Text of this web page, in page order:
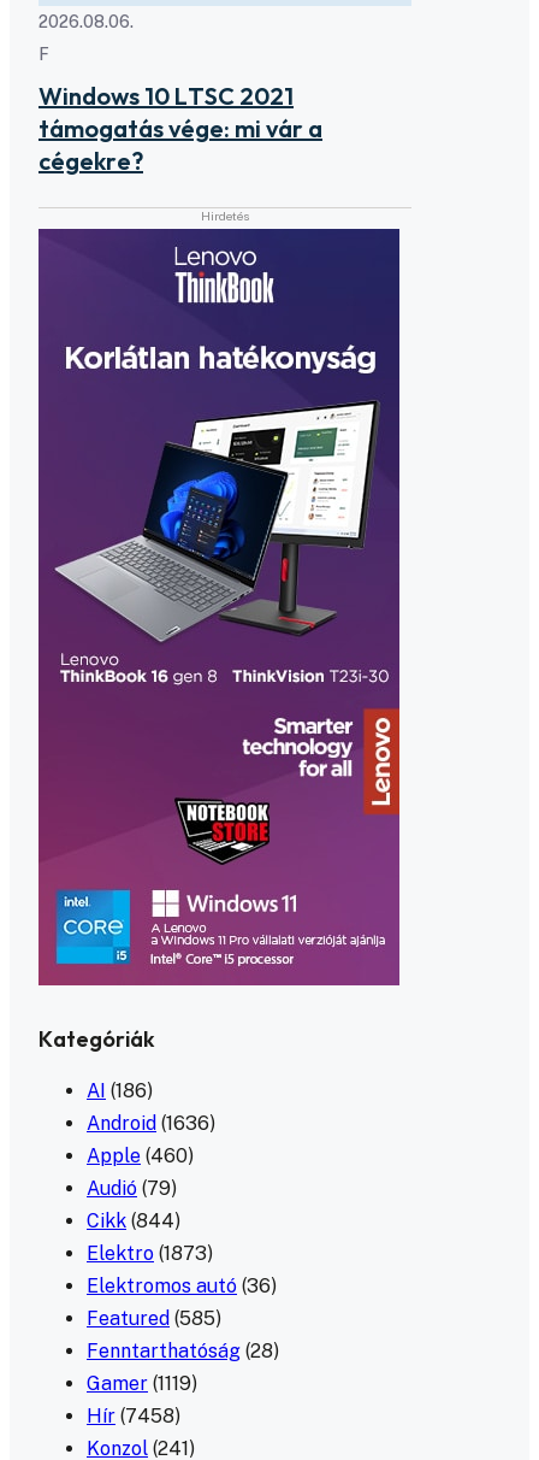
2026.08.06.
F
Windows 10 LTSC 2021
támogatás vége: mi vár a
cégekre?
Kategóriák
AI (186)
Android (1636)
Apple (460)
Audió (79)
Cikk (844)
Elektro (1873)
Elektromos autó (36)
Featured (585)
Fenntarthatóság (28)
Gamer (1119)
Hír (7458)
Konzol (241)